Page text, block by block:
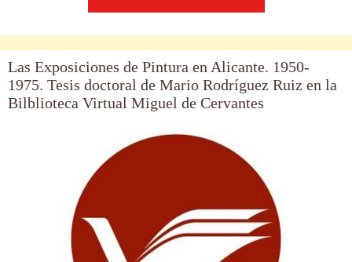
Las Exposiciones de Pintura en Alicante. 1950-
1975. Tesis doctoral de Mario Rodríguez Ruiz en la
Bilblioteca Virtual Miguel de Cervantes